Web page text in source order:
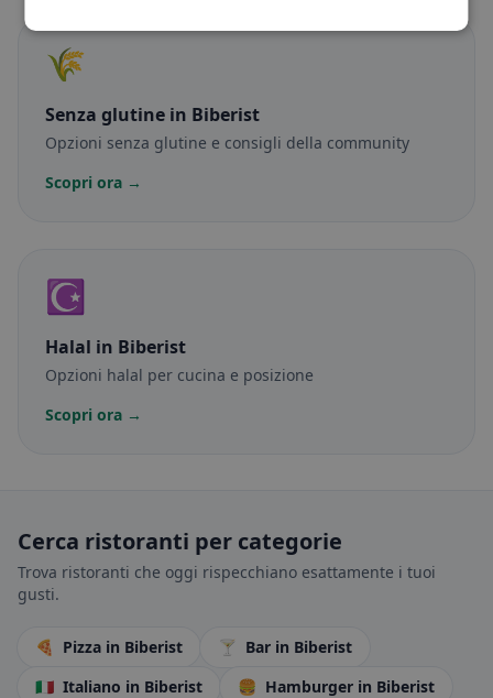
🌾
Senza glutine in Biberist
Opzioni senza glutine e consigli della community
Scopri ora →
☪️
Halal in Biberist
Opzioni halal per cucina e posizione
Scopri ora →
Cerca ristoranti per categorie
Trova ristoranti che oggi rispecchiano esattamente i tuoi
gusti.
🍕 Pizza in Biberist 🍸 Bar in Biberist
🇮🇹 Italiano in Biberist 🍔 Hamburger in Biberist